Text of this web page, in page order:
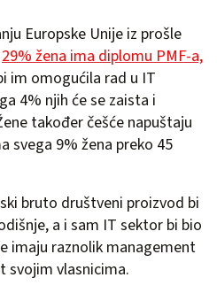
Europske Unije iz prošle
29% žena ima diplomu PMF-a,
im omogućila rad u IT
4% njih će se zaista i
također češće napuštaju
svega 9% žena preko 45
bruto društveni proizvod bi
a i sam IT sektor bi bio
imaju raznolik management
svojim vlasnicima.